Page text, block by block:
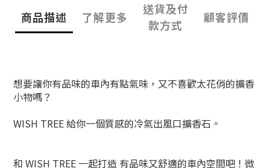
商品描述 了解更多
送貨及付
款方式
顧客評價
想要讓你有品味的車內有點氣味，又不喜歡太花俏的擴香
小物嗎？
WISH TREE 給你一個質感的冷氣出風口擴香石。
和 WISH TREE 一起打造 有品味又舒適的車內空間吧！微